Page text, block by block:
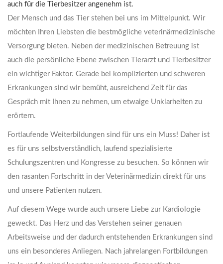
auch für die Tierbesitzer angenehm ist.
Der Mensch und das Tier stehen bei uns im Mittelpunkt. Wir
möchten Ihren Liebsten die bestmögliche veterinärmedizinische
Versorgung bieten. Neben der medizinischen Betreuung ist
auch die persönliche Ebene zwischen Tierarzt und Tierbesitzer
ein wichtiger Faktor. Gerade bei komplizierten und schweren
Erkrankungen sind wir bemüht, ausreichend Zeit für das
Gespräch mit Ihnen zu nehmen, um etwaige Unklarheiten zu
erörtern.
Fortlaufende Weiterbildungen sind für uns ein Muss! Daher ist
es für uns selbstverständlich, laufend spezialisierte
Schulungszentren und Kongresse zu besuchen. So können wir
den rasanten Fortschritt in der Veterinärmedizin direkt für uns
und unsere Patienten nutzen.
Auf diesem Wege wurde auch unsere Liebe zur Kardiologie
geweckt. Das Herz und das Verstehen seiner genauen
Arbeitsweise und der dadurch entstehenden Erkrankungen sind
uns ein besonderes Anliegen. Nach jahrelangen Fortbildungen